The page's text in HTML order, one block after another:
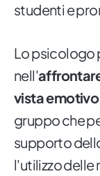
studenti e
Lo psicologo
nell'
vista emotivo
gruppo che
supporto
l'utilizzo delle